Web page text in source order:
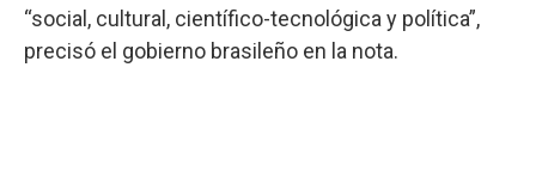
“social, cultural, científico-tecnológica y política”,
precisó el gobierno brasileño en la nota.